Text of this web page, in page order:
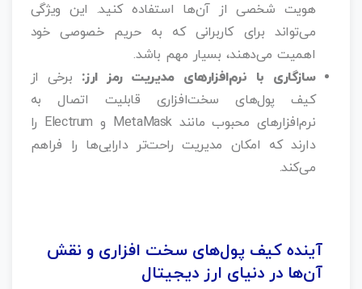
هویت شخصی از آن‌ها استفاده کنید. این ویژگی
می‌تواند برای کاربرانی که به حریم خصوصی خود
اهمیت می‌دهند، بسیار مهم باشد.
سازگاری با نرم‌افزارهای مدیریت رمز ارز: برخی از
کیف پول‌های سخت‌افزاری قابلیت اتصال به
نرم‌افزارهای محبوب مانند MetaMask و Electrum را
دارند که امکان مدیریت راحت‌تر دارایی‌ها را فراهم
می‌کند.
آینده کیف پول‌های سخت‌ افزاری و نقش
آن‌ها در دنیای ارز دیجیتال